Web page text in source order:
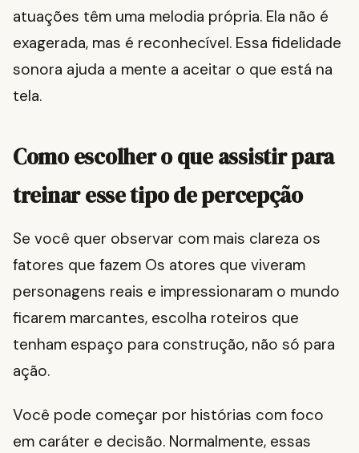
atuações têm uma melodia própria. Ela não é
exagerada, mas é reconhecível. Essa fidelidade
sonora ajuda a mente a aceitar o que está na
tela.
Como escolher o que assistir para
treinar esse tipo de percepção
Se você quer observar com mais clareza os
fatores que fazem Os atores que viveram
personagens reais e impressionaram o mundo
ficarem marcantes, escolha roteiros que
tenham espaço para construção, não só para
ação.
Você pode começar por histórias com foco
em caráter e decisão. Normalmente, essas